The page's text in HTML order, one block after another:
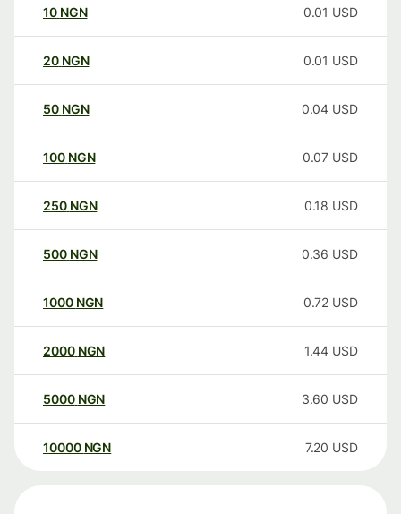
10 NGN 0.01 USD
20 NGN 0.01 USD
50 NGN 0.04 USD
100 NGN 0.07 USD
250 NGN 0.18 USD
500 NGN 0.36 USD
1000 NGN 0.72 USD
2000 NGN 1.44 USD
5000 NGN 3.60 USD
10000 NGN 7.20 USD